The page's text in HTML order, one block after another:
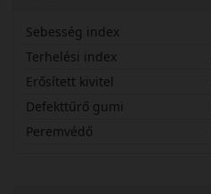
Sebesség index
Terhelési index
Erősített kivitel
Defekttűrő gumi
Peremvédő